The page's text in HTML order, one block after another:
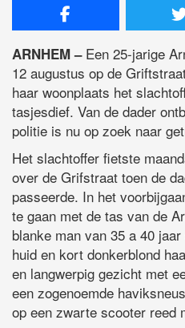
ARNHEM –Een 25-jarige
12 augustus op de
haar woonplaats het
tasjesdief. Van de dader
politie is nu op zoek naar
Het slachtoffer fietste
over de Grifstraat toen de
passeerde. In het
te gaan met de tas van de
blanke man van 35 a 40
huid en kort donkerblond
en langwerpig gezicht met
een zogenoemde
op een zwarte scooter reed